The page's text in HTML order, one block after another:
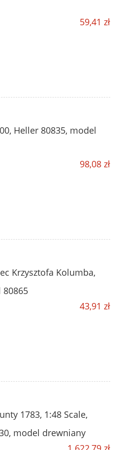
59,41 zł
Heller 80835, model
98,08 zł
Krzysztofa Kolumba,
80865
43,91 zł
1783, 1:48 Scale,
model drewniany